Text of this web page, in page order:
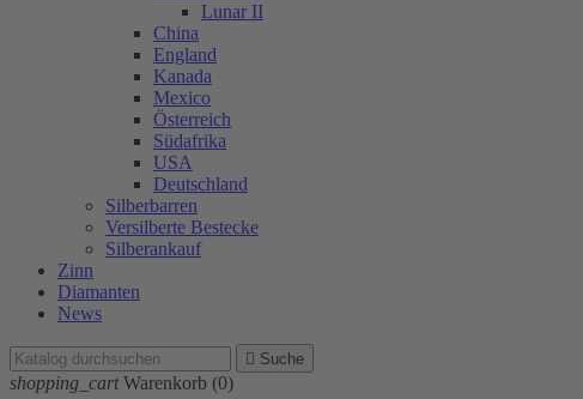
Lunar II
China
England
Kanada
Mexico
Österreich
Südafrika
USA
Deutschland
Silberbarren
Versilberte Bestecke
Silberankauf
Zinn
Diamanten
News
 Suche
shopping_cart Warenkorb (0)